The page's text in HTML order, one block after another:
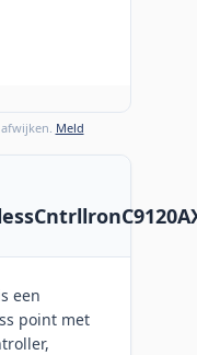
Meld
een
point met